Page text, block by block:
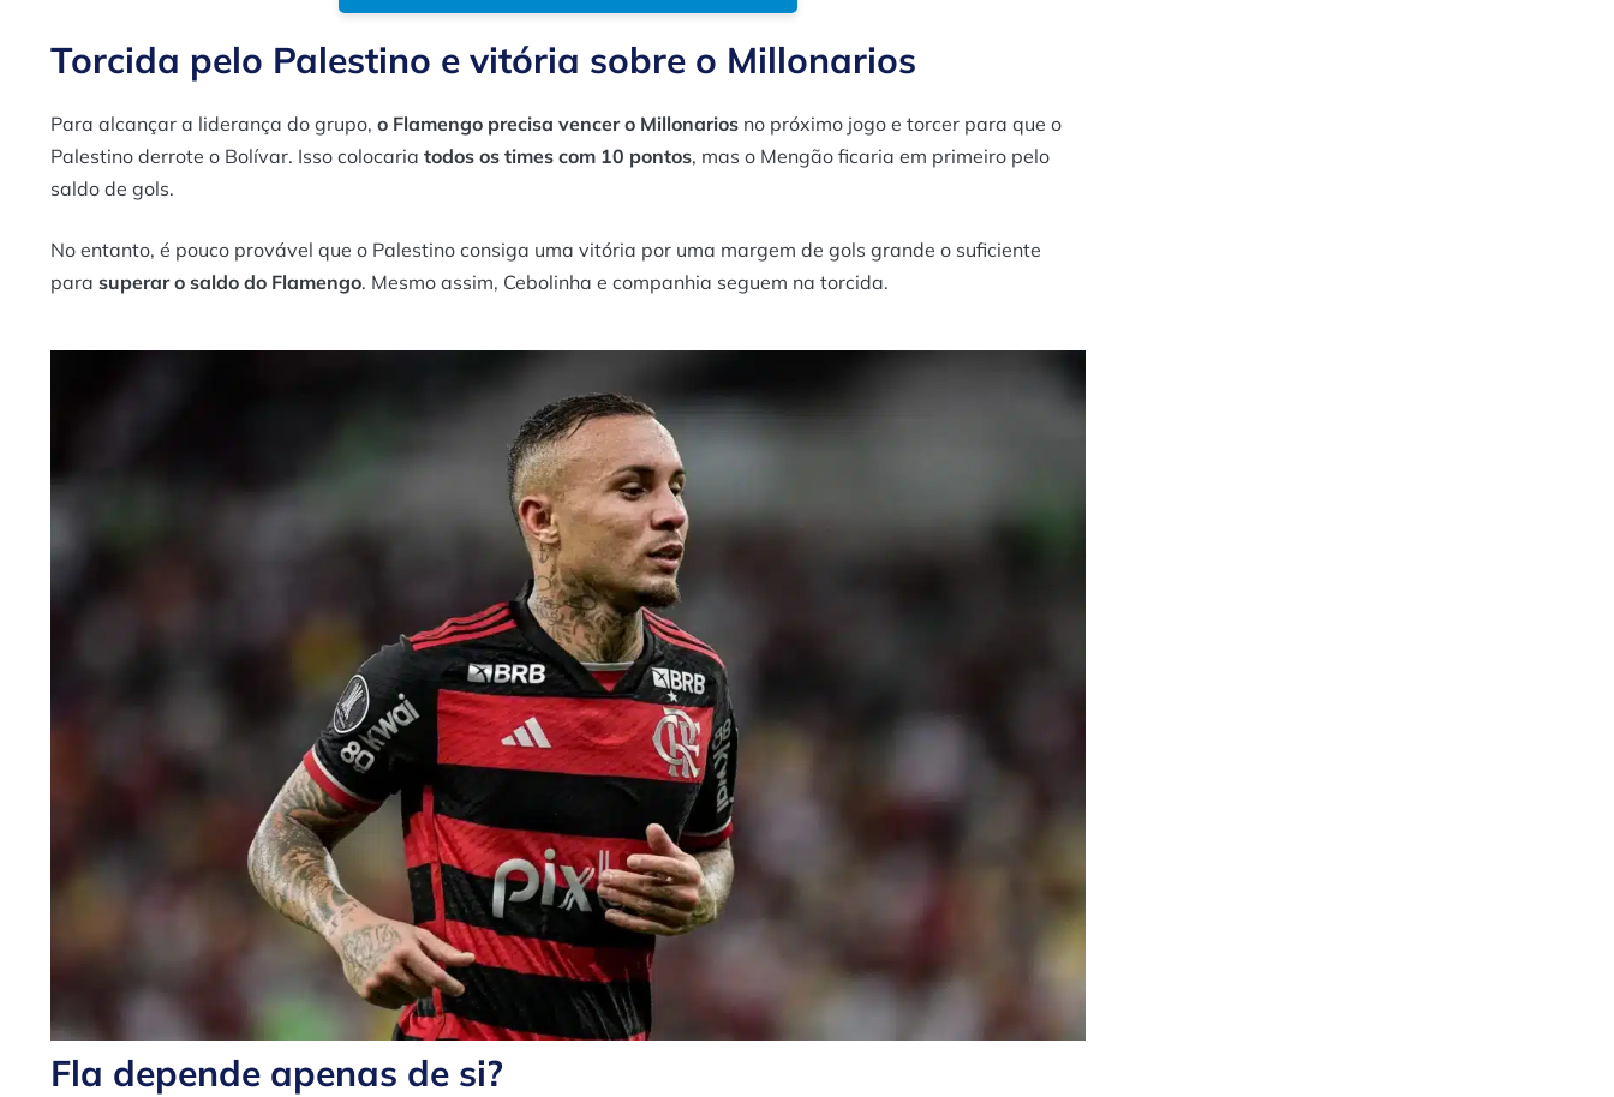
Torcida pelo Palestino e vitória sobre o Millonarios
Para alcançar a liderança do grupo, o Flamengo precisa vencer o Millonarios no próximo jogo e torcer para que o
Palestino derrote o Bolívar. Isso colocaria todos os times com 10 pontos, mas o Mengão ficaria em primeiro pelo
saldo de gols.
No entanto, é pouco provável que o Palestino consiga uma vitória por uma margem de gols grande o suficiente
para superar o saldo do Flamengo. Mesmo assim, Cebolinha e companhia seguem na torcida.
Fla depende apenas de si?